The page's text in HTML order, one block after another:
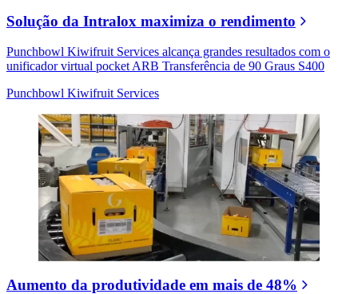
Solução da Intralox maximiza o rendimento
Punchbowl Kiwifruit Services alcança grandes resultados com o
unificador virtual pocket ARB Transferência de 90 Graus S400
Punchbowl Kiwifruit Services
Aumento da produtividade em mais de 48%